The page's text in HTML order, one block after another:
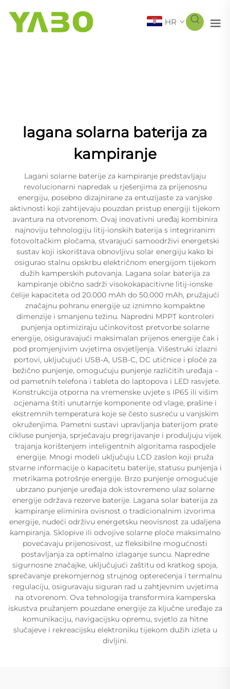
HR
lagana solarna baterija za
kampiranje
Lagani solarne baterije za kampiranje predstavljaju
revolucionarni napredak u rješenjima za prijenosnu
energiju, posebno dizajnirane za entuzijaste za vanjske
aktivnosti koji zahtijevaju pouzdan pristup energiji tijekom
avantura na otvorenom. Ovaj inovativni uređaj kombinira
najnoviju tehnologiju litij-ionskih baterija s integriranim
fotovoltačkim pločama, stvarajući samoodrživi energetski
sustav koji iskorištava obnovljivu solar energiju kako bi
osigurao stalnu opskrbu električnom energijom tijekom
dužih kamperskih putovanja. Lagana solar baterija za
kampiranje obično sadrži visokokapacitivne litij-ionske
ćelije kapaciteta od 20.000 mAh do 50.000 mAh, pružajući
značajnu pohranu energije uz iznimno kompaktne
dimenzije i smanjenu težinu. Napredni MPPT kontroleri
punjenja optimiziraju učinkovitost pretvorbe solarne
energije, osiguravajući maksimalan prijenos energije čak i
pod promjenjivim uvjetima osvjetljenja. Višestruki izlazni
portovi, uključujući USB-A, USB-C, DC utičnice i ploče za
bežično punjenje, omogućuju punjenje različitih uređaja –
od pametnih telefona i tableta do laptopova i LED rasvjete.
Konstrukcija otporna na vremenske uvjete s IP65 ili višim
ocjenama štiti unutarnje komponente od vlage, prašine i
ekstremnih temperatura koje se često susreću u vanjskim
okruženjima. Pametni sustavi upravljanja baterijom prate
cikluse punjenja, sprječavaju pregrijavanje i produljuju vijek
trajanja korištenjem inteligentnih algoritama raspodjele
energije. Mnogi modeli uključuju LCD zaslon koji pruža
stvarne informacije o kapacitetu baterije, statusu punjenja i
metrikama potrošnje energije. Brzo punjenje omogućuje
ubrzano punjenje uređaja dok istovremeno ulaz solarne
energije održava rezerve baterije. Lagana solar baterija za
kampiranje eliminira ovisnost o tradicionalnim izvorima
energije, nudeći održivu energetsku neovisnost za udaljena
kampiranja. Sklopive ili odvojive solarne ploče maksimalno
povećavaju prijenosivost, uz fleksibilne mogućnosti
postavljanja za optimalno izlaganje suncu. Napredne
sigurnosne značajke, uključujući zaštitu od kratkog spoja,
sprečavanje prekomjernog strujnog opterećenja i termalnu
regulaciju, osiguravaju siguran rad u zahtjevnim uvjetima
na otvorenom. Ova tehnologija transformira kamperska
iskustva pružanjem pouzdane energije za ključne uređaje za
komunikaciju, navigacijsku opremu, svjetlo za hitne
slučajeve i rekreacijsku elektroniku tijekom dužih izleta u
divljini.